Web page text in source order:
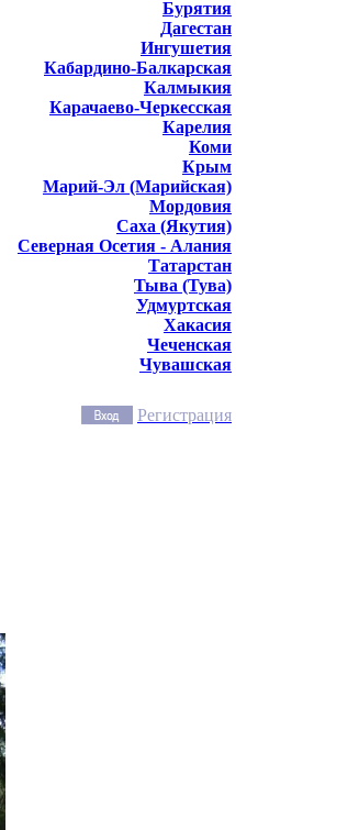
Бурятия
Дагестан
Ингушетия
Кабардино-Балкарская
Калмыкия
Карачаево-Черкесская
Карелия
Коми
Крым
Марий-Эл (Марийская)
Мордовия
Саха (Якутия)
Северная Осетия - Алания
Татарстан
Тыва (Тува)
Удмуртская
Хакасия
Чеченская
Чувашская
Регистрация